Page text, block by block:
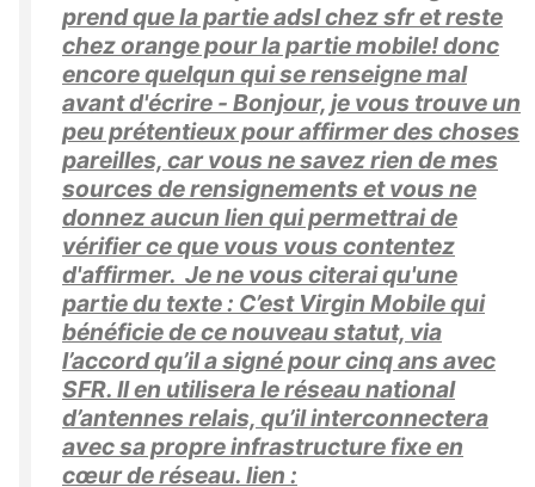
prend que la partie adsl chez sfr et reste
chez orange pour la partie mobile! donc
encore quelqun qui se renseigne mal
avant d'écrire - Bonjour, je vous trouve un
peu prétentieux pour affirmer des choses
pareilles, car vous ne savez rien de mes
sources de rensignements et vous ne
donnez aucun lien qui permettrai de
vérifier ce que vous vous contentez
d'affirmer. Je ne vous citerai qu'une
partie du texte : C’est Virgin Mobile qui
bénéficie de ce nouveau statut, via
l’accord qu’il a signé pour cinq ans avec
SFR. Il en utilisera le réseau national
d’antennes relais, qu’il interconnectera
avec sa propre infrastructure fixe en
cœur de réseau. lien :